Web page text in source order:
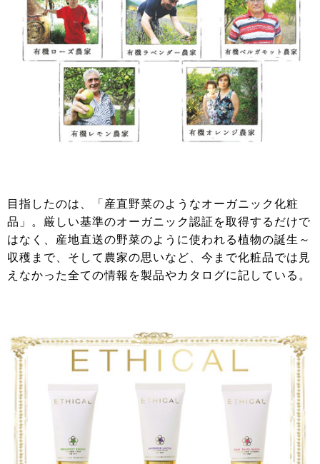
目指したのは、「産直野菜のようなオーガニック化粧
品」。厳しい基準のオーガニック認証を取得するだけで
はなく、産地直送の野菜のように使われる植物の誕生～
収穫まで、そして農家の思いなど、今まで化粧品では見
えなかった全ての情報を製品やカタログに記している。